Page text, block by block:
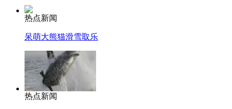
热点新闻
呆萌大熊猫滑雪取乐
热点新闻